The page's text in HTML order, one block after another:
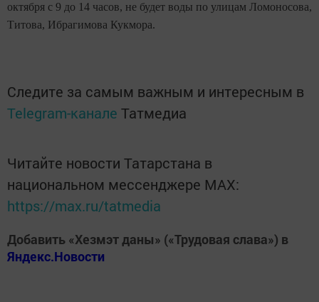
октября с 9 до 14 часов, не будет воды по улицам Ломоносова,
Титова, Ибрагимова Кукмора.
Следите за самым важным и интересным в
Telegram-канале Татмедиа
Читайте новости Татарстана в
национальном мессенджере MАХ:
https://max.ru/tatmedia
Добавить «Хезмэт даны» («Трудовая слава») в
Яндекс.Новости